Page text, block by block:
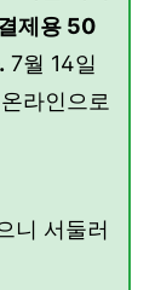
제용 50
7월 14일
라인으로
니 서둘러